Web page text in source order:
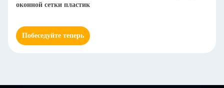
оконной сетки пластик
Побеседуйте теперь